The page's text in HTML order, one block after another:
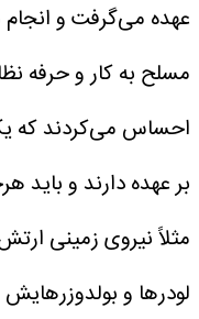
عهده می‌گرفت و انجام
مسلح به کار و حرفه
احساس می‌کردند که
بر عهده دارند و باید
مثلاً نیروی زمینی
لودرها و